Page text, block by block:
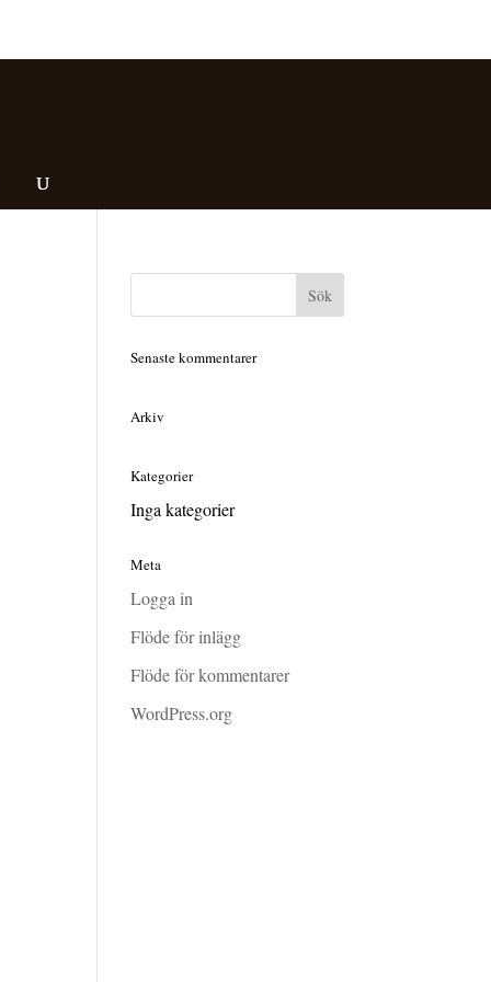
Senaste kommentarer
Arkiv
Kategorier
Inga kategorier
Meta
Logga in
Flöde för inlägg
Flöde för kommentarer
WordPress.org